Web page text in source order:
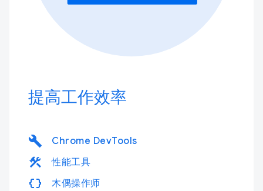
提高工作效率
build Chrome DevTools
construction 性能工具
data_object 木偶操作师